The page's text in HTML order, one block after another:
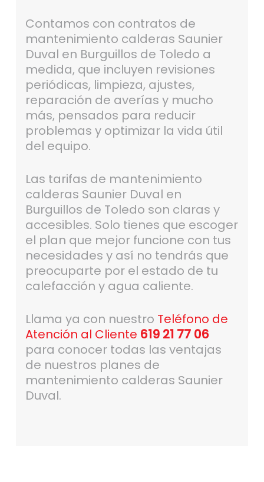
Contamos con contratos de
mantenimiento calderas Saunier
Duval en Burguillos de Toledo a
medida, que incluyen revisiones
periódicas, limpieza, ajustes,
reparación de averías y mucho
más, pensados para reducir
problemas y optimizar la vida útil
del equipo.
Las tarifas de mantenimiento
calderas Saunier Duval en
Burguillos de Toledo son claras y
accesibles. Solo tienes que escoger
el plan que mejor funcione con tus
necesidades y así no tendrás que
preocuparte por el estado de tu
calefacción y agua caliente.
Llama ya con nuestro Teléfono de
Atención al Cliente 619 21 77 06
para conocer todas las ventajas
de nuestros planes de
mantenimiento calderas Saunier
Duval.